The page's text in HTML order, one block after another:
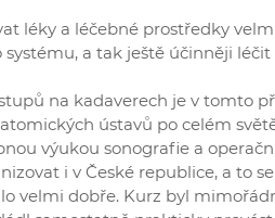
léky a léčebné prostředky
a tak ještě účinněji léčit
na kadaverech je v tomto
ústavů po celém
výukou sonografie a
i v České republice, a to
velmi dobře. Kurz byl